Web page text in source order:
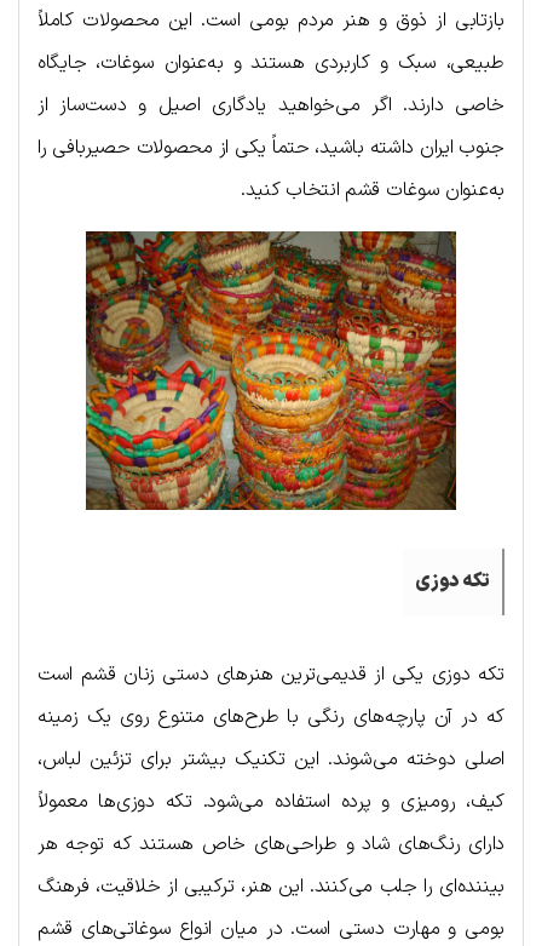
بازتابی از ذوق و هنر مردم بومی است. این محصولات کاملاً
طبیعی، سبک و کاربردی هستند و به‌عنوان سوغات، جایگاه
خاصی دارند. اگر می‌خواهید یادگاری اصیل و دست‌ساز از
جنوب ایران داشته باشید، حتماً یکی از محصولات حصیربافی را
به‌عنوان سوغات قشم انتخاب کنید.
تکه دوزی
تکه دوزی یکی از قدیمی‌ترین هنرهای دستی زنان قشم است
که در آن پارچه‌های رنگی با طرح‌های متنوع روی یک زمینه
اصلی دوخته می‌شوند. این تکنیک بیشتر برای تزئین لباس،
کیف، رومیزی و پرده استفاده می‌شود. تکه دوزی‌ها معمولاً
دارای رنگ‌های شاد و طراحی‌های خاص هستند که توجه هر
بیننده‌ای را جلب می‌کنند. این هنر، ترکیبی از خلاقیت، فرهنگ
بومی و مهارت دستی است. در میان انواع سوغاتی‌های قشم